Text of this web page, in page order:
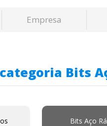
Empresa
Bits
Bits Aço